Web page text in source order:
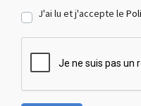
J'ai lu et j'accepte le